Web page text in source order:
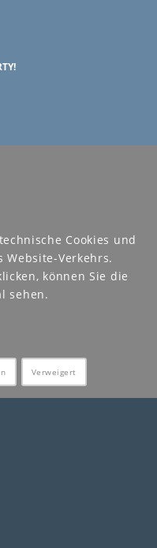
ALTERNATORS
Cookies und
Website-Verkehrs.
können Sie die
sehen.
Verweigert